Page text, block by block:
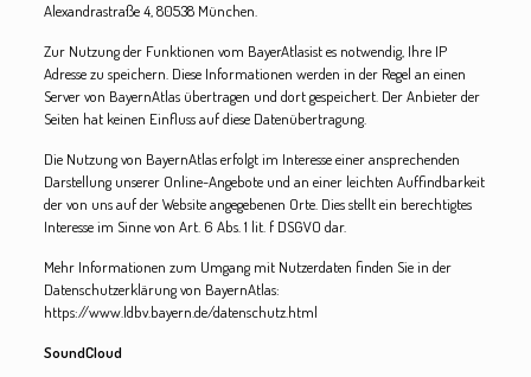
Alexandrastraße 4, 80538 München.
Zur Nutzung der Funktionen vom BayerAtlasist es notwendig, Ihre IP
Adresse zu speichern. Diese Informationen werden in der Regel an einen
Server von BayernAtlas übertragen und dort gespeichert. Der Anbieter der
Seiten hat keinen Einfluss auf diese Datenübertragung.
Die Nutzung von BayernAtlas erfolgt im Interesse einer ansprechenden
Darstellung unserer Online-Angebote und an einer leichten Auffindbarkeit
der von uns auf der Website angegebenen Orte. Dies stellt ein berechtigtes
Interesse im Sinne von Art. 6 Abs. 1 lit. f DSGVO dar.
Mehr Informationen zum Umgang mit Nutzerdaten finden Sie in der
Datenschutzerklärung von BayernAtlas:
https://www.ldbv.bayern.de/datenschutz.html
SoundCloud